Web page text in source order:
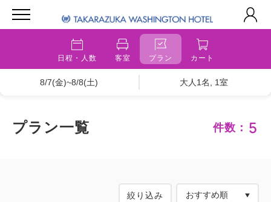
日程・人数 客室 プラン カート
8/7(金)~8/8(土) 大人1名, 1室
プラン一覧 件数： 5
絞り込み